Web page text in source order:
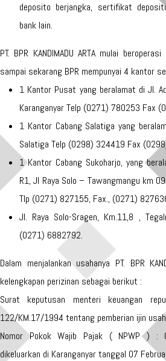
deposito berjangka, sertifikat
bank lain.
PT. BPR KANDIMADU ARTA mulai
sampai sekarang BPR mempunyai 4 kantor
1 Kantor Pusat yang beralamat di Jl.
Karanganyar Telp (0271) 780253 Fax
1 Kantor Cabang Salatiga yang
Salatiga Telp (0298) 324419 Fax
1 Kantor Cabang Sukoharjo, yang
R1, Jl Raya Solo – Tawangmangu km
Tlp (0271) 827155, Fax., (0271)
Jl. Raya Solo-Sragen, Km.11,8 ,
(0271) 6882792.
Dalam menjalankan usahanya PT. BPR
kelengkapan perizinan sebagai berikut :
Surat keputusan menteri keuangan
122/KM.17/1994 tentang pemberian ijin usaha
Nomor Pokok Wajib Pajak ( NPWP ) :
dikeluarkan di Karanganyar tanggal 07